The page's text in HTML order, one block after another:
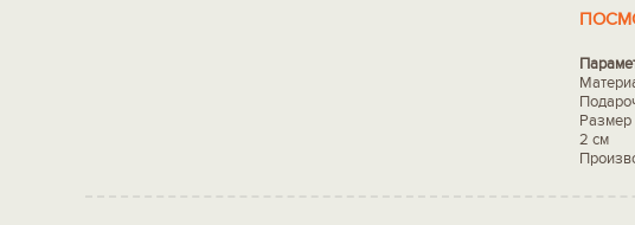
Размер
2 см